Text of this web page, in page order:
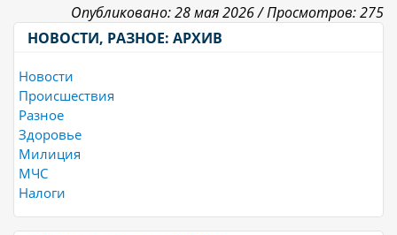
Опубликовано: 28 мая 2026 /Просмотров: 275
НОВОСТИ, РАЗНОЕ: АРХИВ
Новости
Происшествия
Разное
Здоровье
Милиция
МЧС
Налоги